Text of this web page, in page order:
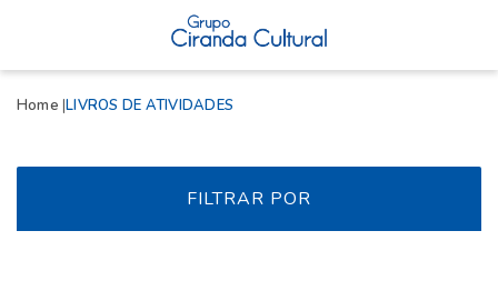
Home LIVROS DE ATIVIDADES
FILTRAR POR